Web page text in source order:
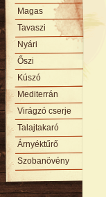
Magas
Tavaszi
Nyári
Őszi
Kúszó
Mediterrán
Virágzó cserje
Talajtakaró
Árnyéktűrő
Szobanövény